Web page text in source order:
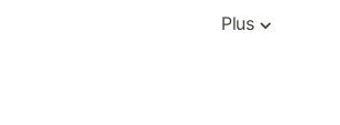
Plus